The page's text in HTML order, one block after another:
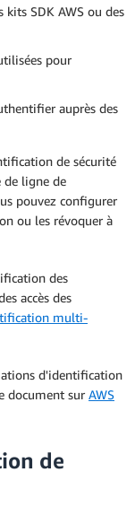
kits SDK AWS ou des
pour
auprès des
de sécurité
de ligne de
pouvez configurer
ou les révoquer à
des
accès des
multi-
d'identification
document sur AWS
de